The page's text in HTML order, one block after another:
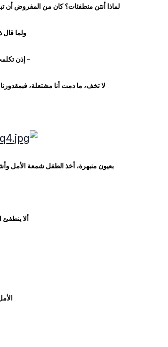
لماذا أنتن منطفئات؟ كان من المفروض أن
ولما قال
- إذن
لا تخف، ما دمت أنا مشتعلة،
بعيون منبهرة، أخذ الطفل شمعة الأمل
ألا